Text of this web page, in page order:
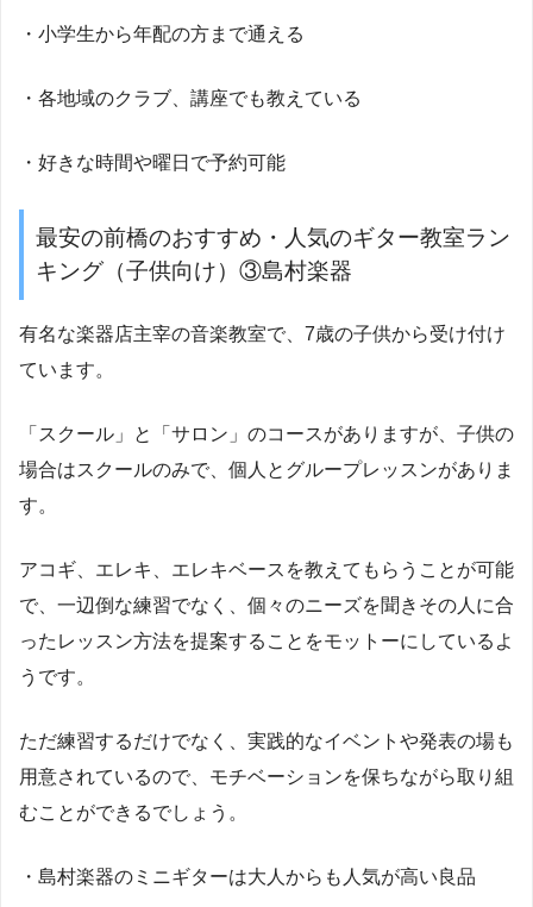
・小学生から年配の方まで通える
・各地域のクラブ、講座でも教えている
・好きな時間や曜日で予約可能
最安の前橋のおすすめ・人気のギター教室ラン
キング（子供向け）③島村楽器
有名な楽器店主宰の音楽教室で、7歳の子供から受け付け
ています。
「スクール」と「サロン」のコースがありますが、子供の
場合はスクールのみで、個人とグループレッスンがありま
す。
アコギ、エレキ、エレキベースを教えてもらうことが可能
で、一辺倒な練習でなく、個々のニーズを聞きその人に合
ったレッスン方法を提案することをモットーにしているよ
うです。
ただ練習するだけでなく、実践的なイベントや発表の場も
用意されているので、モチベーションを保ちながら取り組
むことができるでしょう。
・島村楽器のミニギターは大人からも人気が高い良品